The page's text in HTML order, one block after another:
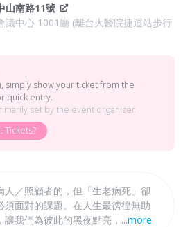
山南路11號
議中心 1001廳 (離台大醫院捷運站步行
simply show your ticket from the
quick entry.
set by the event organizer.
Tickets?
人／照顧者的，但「生老病死」卻
須面對的課題。在人生最徬徨無助
讓我們為彼此的黑夜點亮，互相引
...more